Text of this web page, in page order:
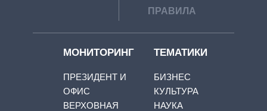
ПРАВИЛА
МОНИТОРИНГ
ПРЕЗИДЕНТ И
ОФИС
ВЕРХОВНАЯ
ТЕМАТИКИ
БИЗНЕС
КУЛЬТУРА
НАУКА